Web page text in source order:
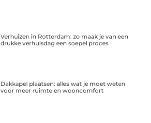
Verhuizen in Rotterdam: zo maak je van een
drukke verhuisdag een soepel proces
Dakkapel plaatsen: alles wat je moet weten
voor meer ruimte en wooncomfort